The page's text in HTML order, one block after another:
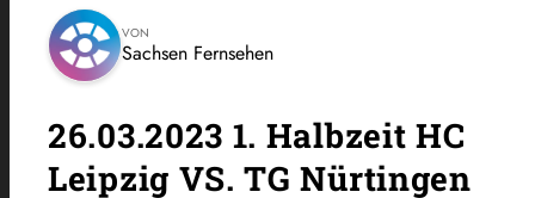
VON
Sachsen Fernsehen
26.03.2023 1. Halbzeit HC
Leipzig VS. TG Nürtingen